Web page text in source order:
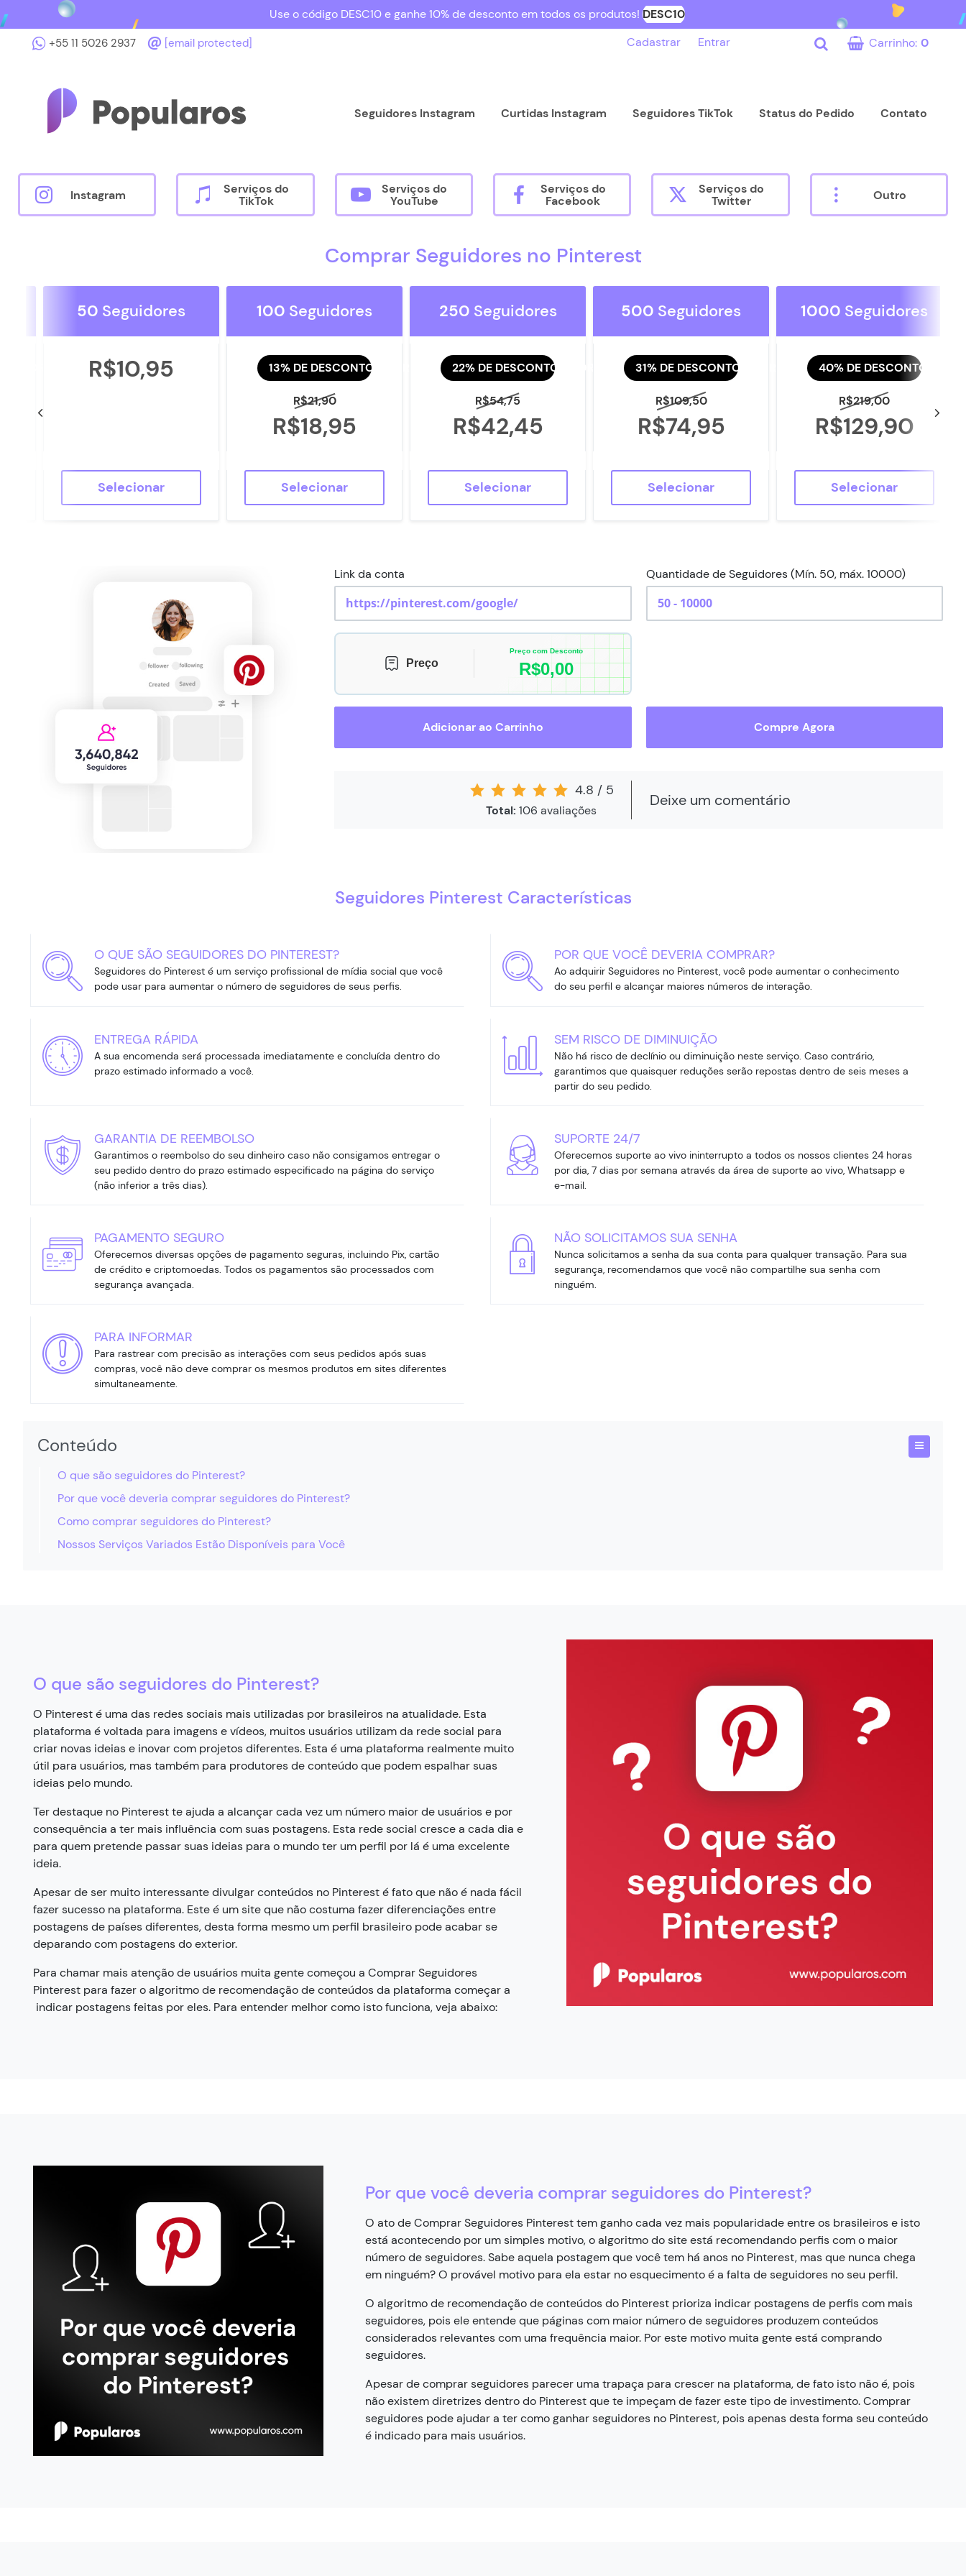
Use o código DESC10 e ganhe 10% de desconto em todos os produtos! DESC10
Carrinho: 0
+55 11 5026 2937 [email protected] Cadastrar Entrar
Seguidores Instagram Curtidas Instagram Seguidores TikTok Status do Pedido Contato
Instagram
Serviços do
TikTok
Serviços do
YouTube
Serviços do
Facebook
Serviços do
Twitter
Outro
Comprar Seguidores no Pinterest
50 Seguidores
R$10,95
Selecionar
100 Seguidores
13% DE DESCONTO AGORA
R$21,90
R$18,95
Selecionar
250 Seguidores
22% DE DESCONTO AGORA
R$54,75
R$42,45
Selecionar
500 Seguidores
31% DE DESCONTO AGORA
R$109,50
R$74,95
Selecionar
1000 Seguidores
40% DE DESCONTO
R$219,00
R$129,90
Selecionar
Link da conta Quantidade de Seguidores (Mín. 50, máx. 10000)
Preço
Preço com Desconto
R$0,00
Adicionar ao Carrinho Compre Agora
4.8 / 5
Total: 106 avaliações
Deixe um comentário
Seguidores Pinterest Características
O QUE SÃO SEGUIDORES DO PINTEREST?
Seguidores do Pinterest é um serviço profissional de mídia social que você
pode usar para aumentar o número de seguidores de seus perfis.
POR QUE VOCÊ DEVERIA COMPRAR?
Ao adquirir Seguidores no Pinterest, você pode aumentar o conhecimento
do seu perfil e alcançar maiores números de interação.
ENTREGA RÁPIDA
A sua encomenda será processada imediatamente e concluída dentro do
prazo estimado informado a você.
SEM RISCO DE DIMINUIÇÃO
Não há risco de declínio ou diminuição neste serviço. Caso contrário,
garantimos que quaisquer reduções serão repostas dentro de seis meses a
partir do seu pedido.
GARANTIA DE REEMBOLSO
Garantimos o reembolso do seu dinheiro caso não consigamos entregar o
seu pedido dentro do prazo estimado especificado na página do serviço
(não inferior a três dias).
SUPORTE 24/7
Oferecemos suporte ao vivo ininterrupto a todos os nossos clientes 24 horas
por dia, 7 dias por semana através da área de suporte ao vivo, Whatsapp e
e-mail.
PAGAMENTO SEGURO
Oferecemos diversas opções de pagamento seguras, incluindo Pix, cartão
de crédito e criptomoedas. Todos os pagamentos são processados com
segurança avançada.
NÃO SOLICITAMOS SUA SENHA
Nunca solicitamos a senha da sua conta para qualquer transação. Para sua
segurança, recomendamos que você não compartilhe sua senha com
ninguém.
PARA INFORMAR
Para rastrear com precisão as interações com seus pedidos após suas
compras, você não deve comprar os mesmos produtos em sites diferentes
simultaneamente.
Conteúdo
O que são seguidores do Pinterest?
Por que você deveria comprar seguidores do Pinterest?
Como comprar seguidores do Pinterest?
Nossos Serviços Variados Estão Disponíveis para Você
O que são seguidores do Pinterest?
O Pinterest é uma das redes sociais mais utilizadas por brasileiros na atualidade. Esta
plataforma é voltada para imagens e vídeos, muitos usuários utilizam da rede social para
criar novas ideias e inovar com projetos diferentes. Esta é uma plataforma realmente muito
útil para usuários, mas também para produtores de conteúdo que podem espalhar suas
ideias pelo mundo.
Ter destaque no Pinterest te ajuda a alcançar cada vez um número maior de usuários e por
consequência a ter mais influência com suas postagens. Esta rede social cresce a cada dia e
para quem pretende passar suas ideias para o mundo ter um perfil por lá é uma excelente
ideia.
Apesar de ser muito interessante divulgar conteúdos no Pinterest é fato que não é nada fácil
fazer sucesso na plataforma. Este é um site que não costuma fazer diferenciações entre
postagens de países diferentes, desta forma mesmo um perfil brasileiro pode acabar se
deparando com postagens do exterior.
Para chamar mais atenção de usuários muita gente começou a Comprar Seguidores
Pinterest para fazer o algoritmo de recomendação de conteúdos da plataforma começar a
indicar postagens feitas por eles. Para entender melhor como isto funciona, veja abaixo:
Por que você deveria comprar seguidores do Pinterest?
O ato de Comprar Seguidores Pinterest tem ganho cada vez mais popularidade entre os brasileiros e isto
está acontecendo por um simples motivo, o algoritmo do site está recomendando perfis com o maior
número de seguidores. Sabe aquela postagem que você tem há anos no Pinterest, mas que nunca chega
em ninguém? O provável motivo para ela estar no esquecimento é a falta de seguidores no seu perfil.
O algoritmo de recomendação de conteúdos do Pinterest prioriza indicar postagens de perfis com mais
seguidores, pois ele entende que páginas com maior número de seguidores produzem conteúdos
considerados relevantes com uma frequência maior. Por este motivo muita gente está comprando
seguidores.
Apesar de comprar seguidores parecer uma trapaça para crescer na plataforma, de fato isto não é, pois
não existem diretrizes dentro do Pinterest que te impeçam de fazer este tipo de investimento. Comprar
seguidores pode ajudar a ter como ganhar seguidores no Pinterest, pois apenas desta forma seu conteúdo
é indicado para mais usuários.